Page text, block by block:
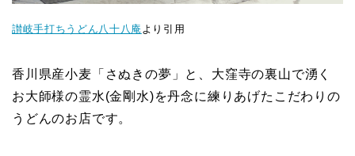
讃岐手打ちうどん八十八庵より引用
香川県産小麦「さぬきの夢」と、大窪寺の裏山で湧く
お大師様の霊水(金剛水)を丹念に練りあげたこだわりの
うどんのお店です。